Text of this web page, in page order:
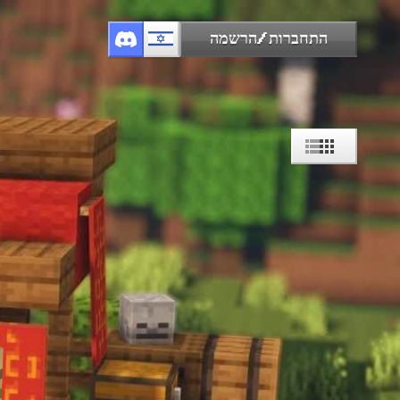
התחברות/הרשמה